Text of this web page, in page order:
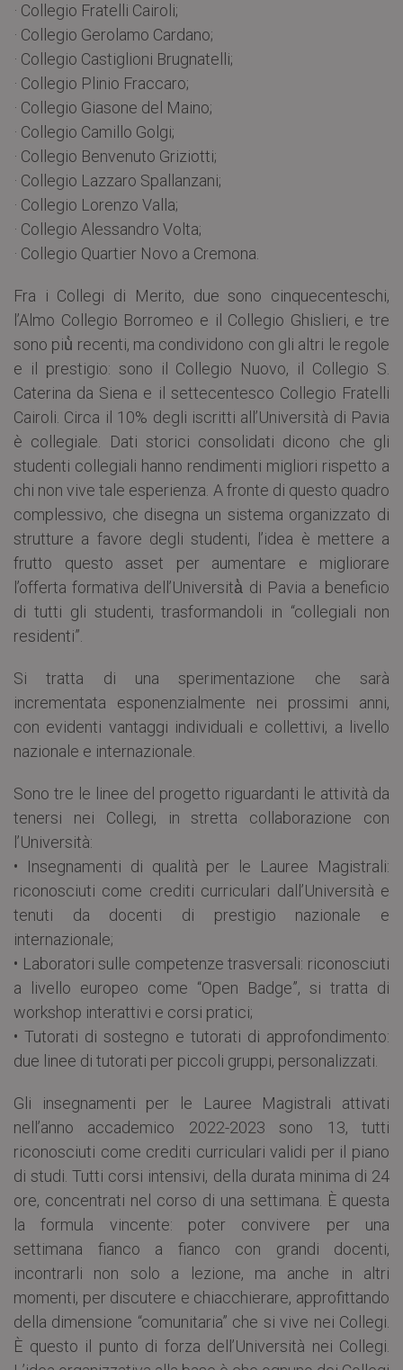
· Collegio Fratelli Cairoli;
· Collegio Gerolamo Cardano;
· Collegio Castiglioni Brugnatelli;
· Collegio Plinio Fraccaro;
· Collegio Giasone del Maino;
· Collegio Camillo Golgi;
· Collegio Benvenuto Griziotti;
· Collegio Lazzaro Spallanzani;
· Collegio Lorenzo Valla;
· Collegio Alessandro Volta;
· Collegio Quartier Novo a Cremona.
Fra i Collegi di Merito, due sono cinquecenteschi,
l’Almo Collegio Borromeo e il Collegio Ghislieri, e tre
sono più̀ recenti, ma condividono con gli altri le regole
e il prestigio: sono il Collegio Nuovo, il Collegio S.
Caterina da Siena e il settecentesco Collegio Fratelli
Cairoli. Circa il 10% degli iscritti all’Università di Pavia
è collegiale. Dati storici consolidati dicono che gli
studenti collegiali hanno rendimenti migliori rispetto a
chi non vive tale esperienza. A fronte di questo quadro
complessivo, che disegna un sistema organizzato di
strutture a favore degli studenti, l’idea è mettere a
frutto questo asset per aumentare e migliorare
l’offerta formativa dell’Università̀ di Pavia a beneficio
di tutti gli studenti, trasformandoli in “collegiali non
residenti”.
Si tratta di una sperimentazione che sarà
incrementata esponenzialmente nei prossimi anni,
con evidenti vantaggi individuali e collettivi, a livello
nazionale e internazionale.
Sono tre le linee del progetto riguardanti le attività da
tenersi nei Collegi, in stretta collaborazione con
l’Università:
• Insegnamenti di qualità per le Lauree Magistrali:
riconosciuti come crediti curriculari dall’Università e
tenuti da docenti di prestigio nazionale e
internazionale;
• Laboratori sulle competenze trasversali: riconosciuti
a livello europeo come “Open Badge”, si tratta di
workshop interattivi e corsi pratici;
• Tutorati di sostegno e tutorati di approfondimento:
due linee di tutorati per piccoli gruppi, personalizzati.
Gli insegnamenti per le Lauree Magistrali attivati
nell’anno accademico 2022-2023 sono 13, tutti
riconosciuti come crediti curriculari validi per il piano
di studi. Tutti corsi intensivi, della durata minima di 24
ore, concentrati nel corso di una settimana. È questa
la formula vincente: poter convivere per una
settimana fianco a fianco con grandi docenti,
incontrarli non solo a lezione, ma anche in altri
momenti, per discutere e chiacchierare, approfittando
della dimensione “comunitaria” che si vive nei Collegi.
È questo il punto di forza dell’Università nei Collegi.